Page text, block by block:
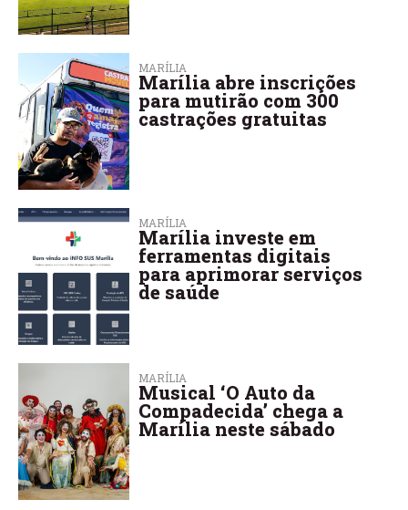
MARÍLIA
Marília abre inscrições
para mutirão com 300
castrações gratuitas
MARÍLIA
Marília investe em
ferramentas digitais
para aprimorar serviços
de saúde
MARÍLIA
Musical ‘O Auto da
Compadecida’ chega a
Marília neste sábado